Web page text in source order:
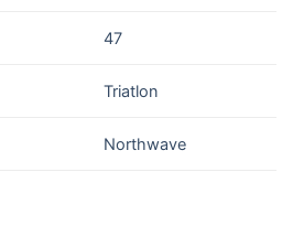
47
Triatlon
Northwave